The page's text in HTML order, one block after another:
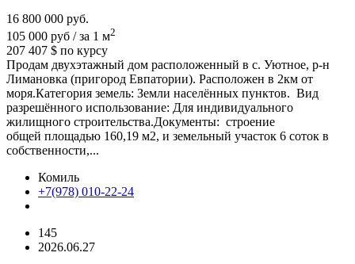
16 800 000 руб.
105 000 руб / за 1 м2
207 407 $ по курсу
Продам двухэтажный дом расположенный в с. Уютное, р-н
Лимановка (пригород Евпатории). Расположен в 2км от
моря.Категория земель: Земли населённых пунктов. Вид
разрешённого использование: Для индивидуального
жилищного строительства.Документы: строение
общей площадью 160,19 м2, и земельный участок 6 соток в
собственности,...
Комиль
+7(978) 010-22-24
145
2026.06.27